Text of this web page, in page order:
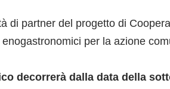
di partner del progetto di
per la azione
decorrerà dalla data della